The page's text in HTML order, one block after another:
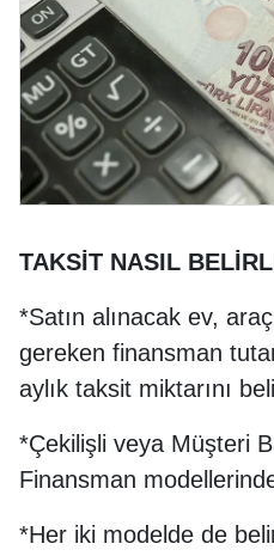
TAKSİT NASIL
*Satın alınacak ev,
gereken finansman
aylık taksit miktarını
*Çekilişli veya Müşteri
Finansman
*Her iki modelde de